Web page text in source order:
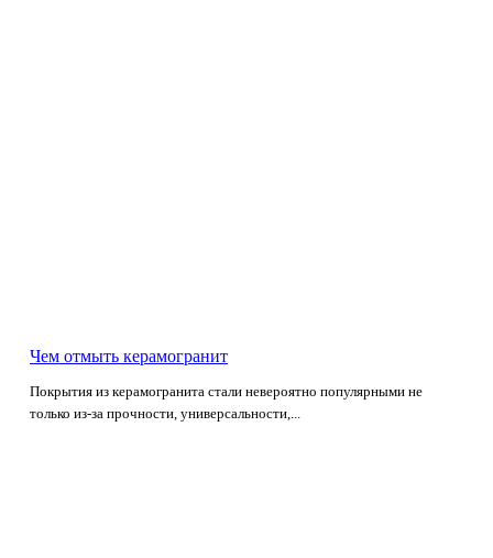
Чем отмыть керамогранит
Покрытия из керамогранита стали невероятно популярными не
только из-за прочности, универсальности,...